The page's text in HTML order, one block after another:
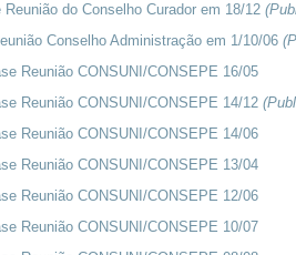
Reunião do Conselho Curador em 18/12
Conselho Administração em 1/10/06
Reunião CONSUNI/CONSEPE 16/05
Reunião CONSUNI/CONSEPE 14/12
Reunião CONSUNI/CONSEPE 14/06
Reunião CONSUNI/CONSEPE 13/04
Reunião CONSUNI/CONSEPE 12/06
Reunião CONSUNI/CONSEPE 10/07